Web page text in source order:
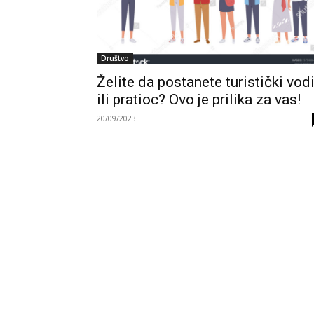
Društvo
Želite da postanete turistički
ili pratioc? Ovo je prilika za vas!
20/09/2023